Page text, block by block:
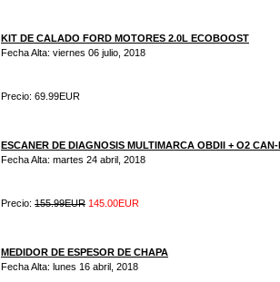
KIT DE CALADO FORD MOTORES 2.0L ECOBOOST
Fecha Alta: viernes 06 julio, 2018
Precio: 69.99EUR
ESCANER DE DIAGNOSIS MULTIMARCA OBDII + O2
Fecha Alta: martes 24 abril, 2018
Precio: 155.99EUR 145.00EUR
MEDIDOR DE ESPESOR DE CHAPA
Fecha Alta: lunes 16 abril, 2018